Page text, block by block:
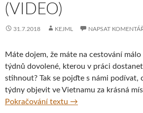
(VIDEO)
31.7.2018 KEJML NAPSAT
Máte dojem, že máte na cestování málo
týdnů dovolené, kterou v práci
stihnout? Tak se pojďte s námi podívat,
týdny objevit ve Vietnamu za krásná
Pokračování textu Objevte krásy
→